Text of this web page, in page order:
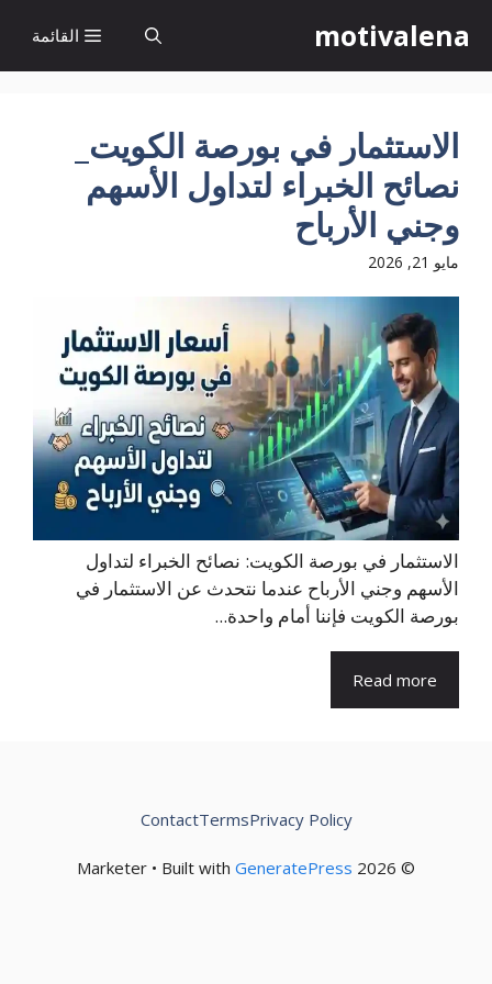
إلى
المحتوى
motivalena القائمة
الاستثمار في بورصة الكويت_
نصائح الخبراء لتداول الأسهم
وجني الأرباح
مايو 21, 2026
الاستثمار في بورصة الكويت: نصائح الخبراء لتداول
الأسهم وجني الأرباح عندما نتحدث عن الاستثمار في
بورصة الكويت فإننا أمام واحدة...
Read more
© 2026 Marketer • Built with
GeneratePress
Privacy Policy
Terms
Contact